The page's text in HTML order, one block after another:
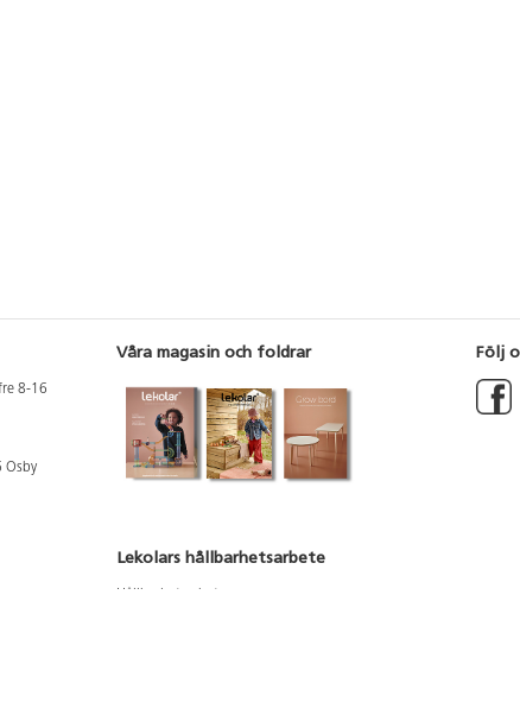
8-16
Osby
Våra magasin och foldrar
Lekolars hållbarhetsarbete
Följ